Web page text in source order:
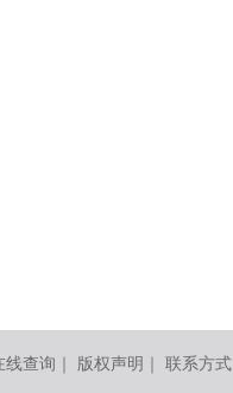
线查询 ｜ 版权声明 ｜ 联系方式